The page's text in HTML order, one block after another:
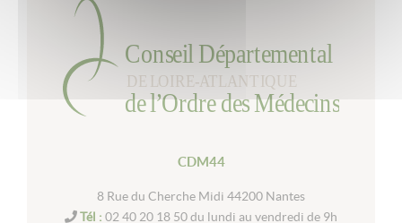
CDM44
8 Rue du Cherche Midi 44200 Nantes
Tél : 02 40 20 18 50 du lundi au vendredi de 9h